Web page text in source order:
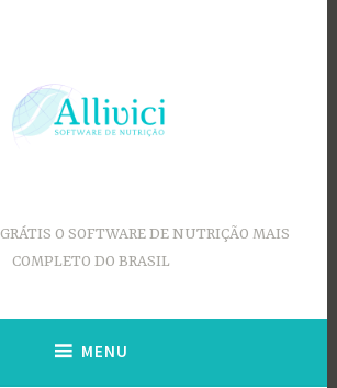
O SOFTWARE DE NUTRIÇÃO MAIS
COMPLETO DO BRASIL
MENU